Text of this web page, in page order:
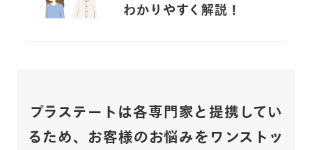
わかりやすく解説！
プラステートは各専門家と提携してい
るため、 お客様のお悩みをワンストッ